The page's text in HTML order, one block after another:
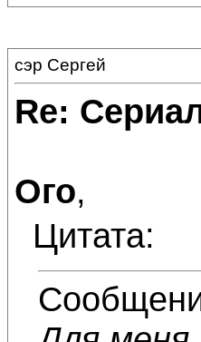
сэр Сергей
Re:
Ого,
Цитата: